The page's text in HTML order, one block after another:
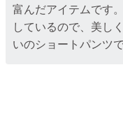
富んだアイテムです
しているので、美し
いのショートパンツで